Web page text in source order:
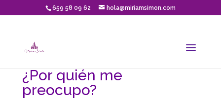
659 58 09 62 hola@miriamsimon.com
¿Por quién me
preocupo?